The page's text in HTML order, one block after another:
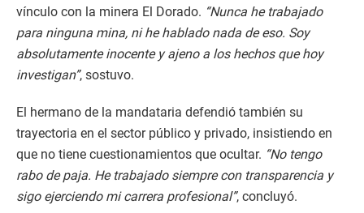
vínculo con la minera El Dorado. “Nunca he trabajado
para ninguna mina, ni he hablado nada de eso. Soy
absolutamente inocente y ajeno a los hechos que hoy
investigan”, sostuvo.
El hermano de la mandataria defendió también su
trayectoria en el sector público y privado, insistiendo en
que no tiene cuestionamientos que ocultar. “No tengo
rabo de paja. He trabajado siempre con transparencia y
sigo ejerciendo mi carrera profesional”, concluyó.